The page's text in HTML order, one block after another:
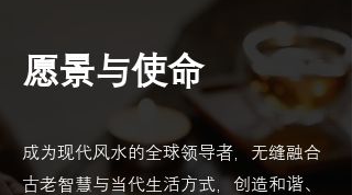
愿景与使命
成为现代风水的全球领导者，无缝融合
古老智慧与当代生活方式，创造和谐、